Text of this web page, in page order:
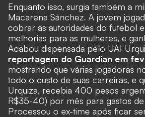
Enquanto isso, surgia também a
Macarena Sánchez. A jovem
cobrar as autoridades do futebol
melhorias para as mulheres, e
Acabou dispensada pelo UAI
reportagem do Guardian em
mostrando que várias jogadoras
todo o custo de suas carreiras, e
Urquiza, recebia 400 pesos
R$35-40) por mês para gastos
Processou o ex-time após ficar